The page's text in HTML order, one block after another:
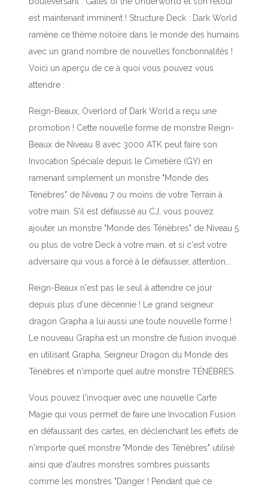
est maintenant imminent ! Structure Deck : Dark World
ramène ce thème notoire dans le monde des humains
avec un grand nombre de nouvelles fonctionnalités !
Voici un aperçu de ce à quoi vous pouvez vous
attendre :
Reign-Beaux, Overlord of Dark World a reçu une
promotion ! Cette nouvelle forme de monstre Reign-
Beaux de Niveau 8 avec 3000 ATK peut faire son
Invocation Spéciale depuis le Cimetière (GY) en
ramenant simplement un monstre "Monde des
Ténèbres" de Niveau 7 ou moins de votre Terrain à
votre main. S'il est défaussé au CJ, vous pouvez
ajouter un monstre "Monde des Ténèbres" de Niveau 5
ou plus de votre Deck à votre main, et si c'est votre
adversaire qui vous a forcé à le défausser, attention...
Reign-Beaux n'est pas le seul à attendre ce jour
depuis plus d'une décennie ! Le grand seigneur
dragon Grapha a lui aussi une toute nouvelle forme !
Le nouveau Grapha est un monstre de fusion invoqué
en utilisant Grapha, Seigneur Dragon du Monde des
Ténèbres et n'importe quel autre monstre TÉNÉBRES.
Vous pouvez l'invoquer avec une nouvelle Carte
Magie qui vous permet de faire une Invocation Fusion
en défaussant des cartes, en déclenchant les effets de
n'importe quel monstre "Monde des Ténèbres" utilisé
ainsi que d'autres monstres sombres puissants
comme les monstres "Danger ! Pendant que ce